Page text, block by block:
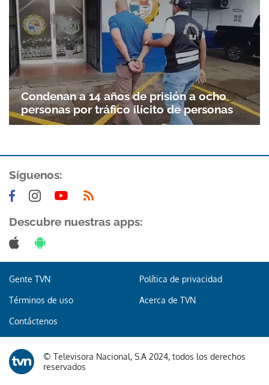
Gracias por suscribirte a nuestro boletín.
ACEPTAR
Condenan a 14 años de prisión a ocho
personas por tráfico ilícito de personas
Síguenos:
Descubre nuestras apps:
Gente TVN Política de privacidad
Términos de uso Acerca de TVN
Contáctenos
© Televisora Nacional, S.A 2024, todos los derechos
reservados